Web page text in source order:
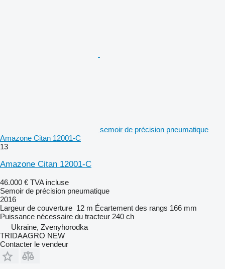
semoir de précision pneumatique
Amazone Citan 12001-C
13
Amazone Citan 12001-C
46.000 € TVA incluse
Semoir de précision pneumatique
2016
Largeur de couverture 12 m Écartement des rangs 166 mm
Puissance nécessaire du tracteur 240 ch
Ukraine, Zvenyhorodka
TRIDAAGRO NEW
Contacter le vendeur